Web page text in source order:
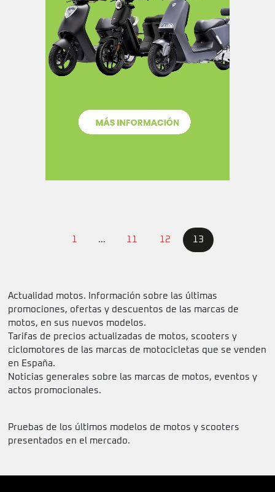
1 … 11 12 13
Actualidad motos. Información sobre las últimas
promociones, ofertas y descuentos de las marcas de
motos, en sus nuevos modelos.
Tarifas de precios actualizadas de motos, scooters y
ciclomotores de las marcas de motocicletas que se venden
en España.
Noticias generales sobre las marcas de motos, eventos y
actos promocionales.
Pruebas de los últimos modelos de motos y scooters
presentados en el mercado.